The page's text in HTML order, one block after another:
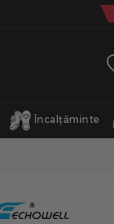
Încalțăminte